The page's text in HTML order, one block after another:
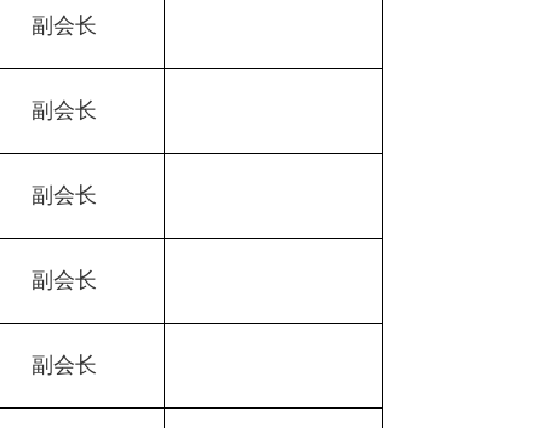
副会长
副会长
副会长
副会长
副会长